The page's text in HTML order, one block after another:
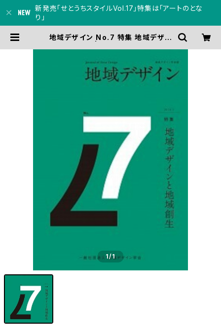
新発売「せとうちスタイルVol.17」特集は「アートのとな
り」
地域デザイン No.7 特集 地域デザイ
1/1